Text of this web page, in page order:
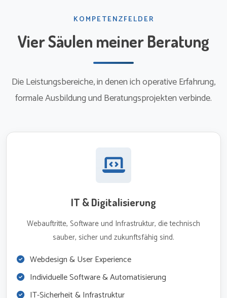
KOMPETENZFELDER
Vier Säulen meiner Beratung
Die Leistungsbereiche, in denen ich operative Erfahrung,
formale Ausbildung und Beratungsprojekten verbinde.
IT & Digitalisierung
Webauftritte, Software und Infrastruktur, die technisch
sauber, sicher und zukunftsfähig sind.
Webdesign & User Experience
Individuelle Software & Automatisierung
IT-Sicherheit & Infrastruktur